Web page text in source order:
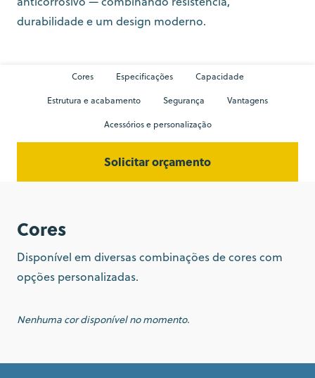
durabilidade e um design moderno.
Cores Especificações
Capacidade
Estrutura e acabamento
Segurança
Vantagens
Acessórios e personalização
Solicitar orçamento
Cores
Disponível em diversas combinações de cores com
opções personalizadas.
Nenhuma cor disponível no momento.